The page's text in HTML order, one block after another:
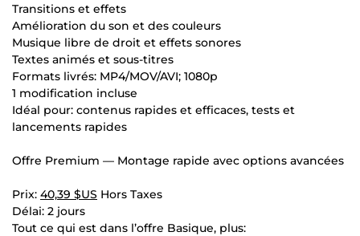
Transitions et effets
Amélioration du son et des couleurs
Musique libre de droit et effets sonores
Textes animés et sous-titres
Formats livrés: MP4/MOV/AVI; 1080p
1 modification incluse
Idéal pour: contenus rapides et efficaces, tests et
lancements rapides
Offre Premium — Montage rapide avec options avancées
Prix: 40,39 $US Hors Taxes
Délai: 2 jours
Tout ce qui est dans l’offre Basique, plus: